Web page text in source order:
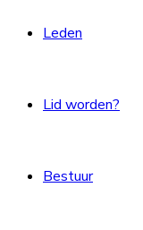
Leden
Lid worden?
Bestuur